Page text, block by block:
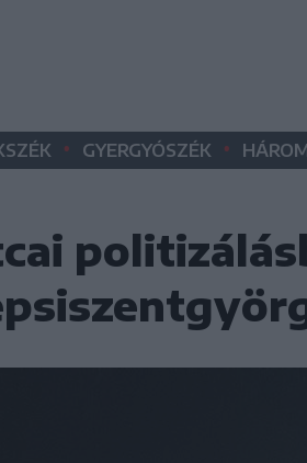
• GYERGYÓSZÉK •